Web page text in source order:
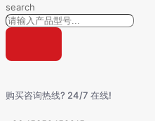
search
购买咨询热线? 24/7 在线!